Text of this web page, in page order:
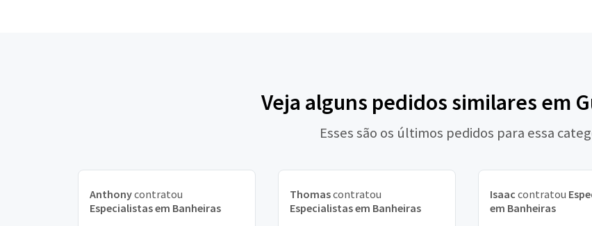
Veja alguns pedidos similares em
Esses são os últimos pedidos para essa
Anthonycontratou
Especialistas em Banheiras
Thomascontratou
Especialistas em Banheiras
Isaac contratou
em Banheiras